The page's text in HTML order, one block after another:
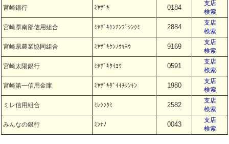
宮崎銀行 ﾐﾔｻﾞｷ 0184
支店
検索
宮崎県南部信用組合 ﾐﾔｻﾞｷｹﾝﾅﾝﾌﾞｼﾝｸﾐ 2884
支店
検索
宮崎県農業協同組合 ﾐﾔｻﾞｷｹﾝﾉｳｷﾖｳ 9169
支店
検索
宮崎太陽銀行 ﾐﾔｻﾞｷﾀｲﾖｳ 0591
支店
検索
宮崎第一信用金庫 ﾐﾔｻﾞｷﾀﾞｲｲﾁｼﾝｷﾝ 1980
支店
検索
ミレ信用組合 ﾐﾚｼﾝｸﾐ 2582
支店
検索
みんなの銀行 ﾐﾝﾅﾉ 0043
支店
検索